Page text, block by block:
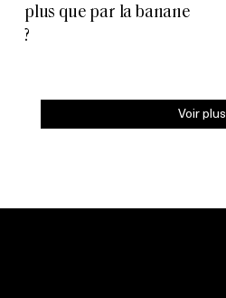
plus que par la banane
?
Voir plus